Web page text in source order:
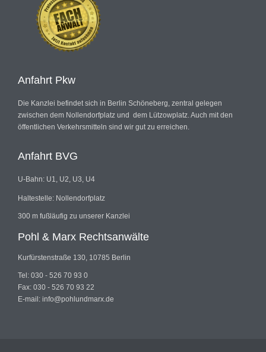
Anfahrt Pkw
Die Kanzlei befindet sich in Berlin Schöneberg, zentral gelegen
zwischen dem Nollendorfplatz und dem Lützowplatz. Auch mit den
öffentlichen Verkehrsmitteln sind wir gut zu erreichen.
Anfahrt BVG
U-Bahn: U1, U2, U3, U4
Haltestelle: Nollendorfplatz
300 m fußläufig zu unserer Kanzlei
Pohl & Marx Rechtsanwälte
Kurfürstenstraße 130, 10785 Berlin
Tel: 030 - 526 70 93 0
Fax: 030 - 526 70 93 22
E-mail: info@pohlundmarx.de